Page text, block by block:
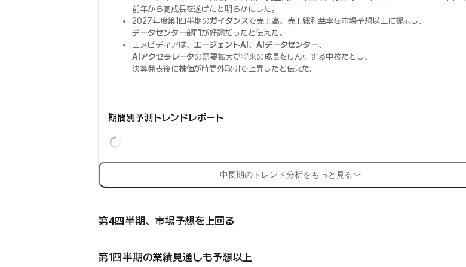
前年から高成長を遂げたと明らかにした。
2027年度第1四半期のガイダンスで売上高、 売上総利益率を市場予想以上に提示し、
データセンター部門が好調だったと伝えた。
エヌビディアは、 エージェントAI 、 AIデータセンター、
AIアクセラレータの需要拡大が将来の成長をけん引する中核だとし、
決算発表後に株価が時間外取引で上昇したと伝えた。
期間別予測トレンドレポート
中長期のトレンド分析をもっと見る
第4四半期、市場予想を上回る
第1四半期の業績見通しも予想以上